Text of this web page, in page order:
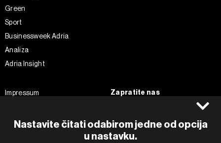
Nastavite čitati odabirom jedne od opcija
u nastavku.
Green
Sport
Businessweek Adria
Analiza
Adria Insight
Impressum
Pravila privatnosti
Zapratite nas
Instagram
Twitter